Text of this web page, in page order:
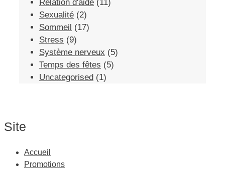
Relation d'aide (11)
Sexualité (2)
Sommeil (17)
Stress (9)
Système nerveux (5)
Temps des fêtes (5)
Uncategorised (1)
Site
Accueil
Promotions